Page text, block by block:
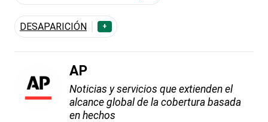
DESAPARICIÓN +
AP
Noticias y servicios que extienden el
alcance global de la cobertura basada
en hechos